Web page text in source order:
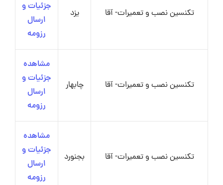
تکنسین نصب و تعمیرات- آقا یزد
جزئیات و
ارسال
رزومه
تکنسین نصب و تعمیرات- آقا چابهار
مشاهده
جزئیات و
ارسال
رزومه
تکنسین نصب و تعمیرات- آقا بجنورد
مشاهده
جزئیات و
ارسال
رزومه